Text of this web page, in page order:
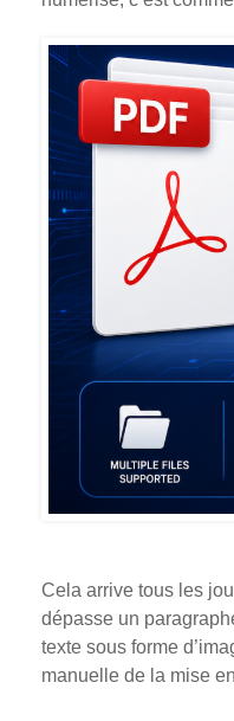
Cela arrive tous les
dépasse un
texte sous forme
manuelle de la mise